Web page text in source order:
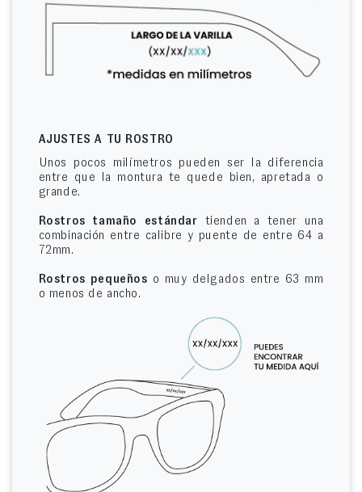
AJUSTES A TU ROSTRO
Unos pocos milímetros pueden ser la diferencia
entre que la montura te quede bien, apretada o
grande.
Rostros tamaño estándar tienden a tener una
combinación entre calibre y puente de entre 64 a
72mm.
Rostros pequeños o muy delgados entre 63 mm
o menos de ancho.